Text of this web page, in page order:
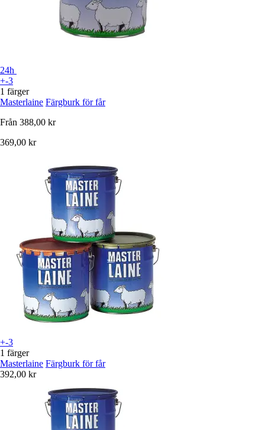
24h
+-3
1 färger
Masterlaine Färgburk för får
Från 388,00 kr
369,00 kr
+-3
1 färger
Masterlaine Färgburk för får
392,00 kr